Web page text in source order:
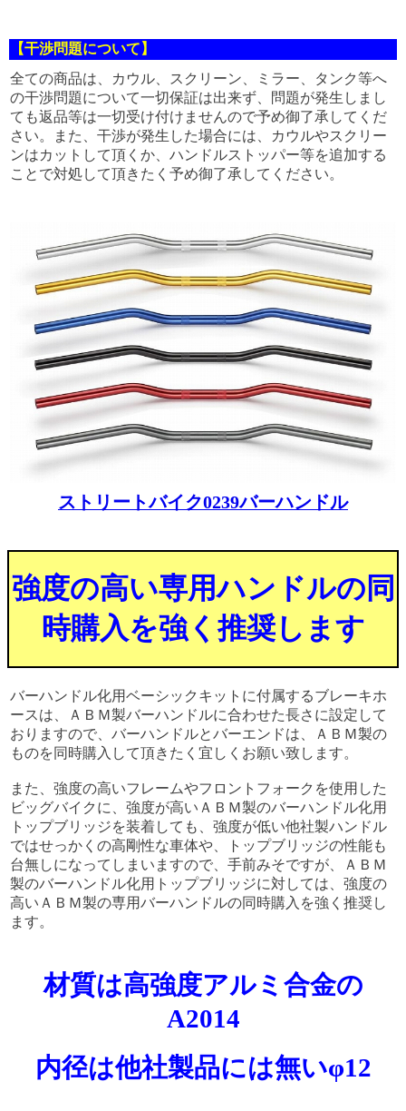
【干渉問題について】
全ての商品は、カウル、スクリーン、ミラー、タンク等へ
の干渉問題について一切保証は出来ず、問題が発生しまし
ても返品等は一切受け付けませんので予め御了承してくだ
さい。また、干渉が発生した場合には、カウルやスクリー
ンはカットして頂くか、ハンドルストッパー等を追加する
ことで対処して頂きたく予め御了承してください。
ストリートバイク0239バーハンドル
強度の高い専用ハンドルの同
時購入を強く推奨します
バーハンドル化用ベーシックキットに付属するブレーキホ
ースは、ＡＢＭ製バーハンドルに合わせた長さに設定して
おりますので、バーハンドルとバーエンドは、ＡＢＭ製の
ものを同時購入して頂きたく宜しくお願い致します。
また、強度の高いフレームやフロントフォークを使用した
ビッグバイクに、強度が高いＡＢＭ製のバーハンドル化用
トップブリッジを装着しても、強度が低い他社製ハンドル
ではせっかくの高剛性な車体や、トップブリッジの性能も
台無しになってしまいますので、手前みそですが、ＡＢＭ
製のバーハンドル化用トップブリッジに対しては、強度の
高いＡＢＭ製の専用バーハンドルの同時購入を強く推奨し
ます。
材質は高強度アルミ合金の
A2014
内径は他社製品には無いφ12